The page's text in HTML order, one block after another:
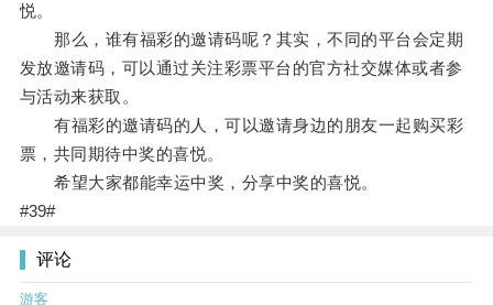
悦。
那么，谁有福彩的邀请码呢？其实，不同的平台会定期
发放邀请码，可以通过关注彩票平台的官方社交媒体或者参
与活动来获取。
有福彩的邀请码的人，可以邀请身边的朋友一起购买彩
票，共同期待中奖的喜悦。
希望大家都能幸运中奖，分享中奖的喜悦。
#39#
评论
游客